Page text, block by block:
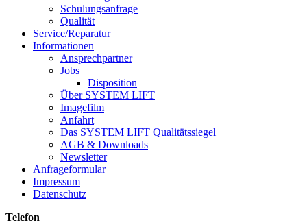
Schulungsanfrage
Qualität
Service/Reparatur
Informationen
Ansprechpartner
Jobs
Disposition
Über SYSTEM LIFT
Imagefilm
Anfahrt
Das SYSTEM LIFT Qualitätssiegel
AGB & Downloads
Newsletter
Anfrageformular
Impressum
Datenschutz
Telefon